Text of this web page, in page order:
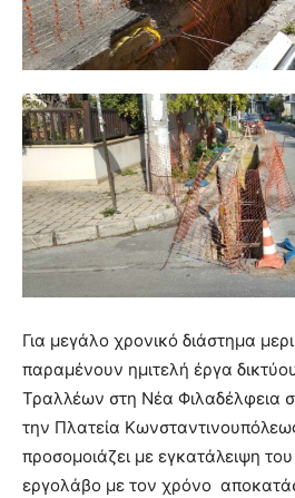
Για μεγάλο χρονικό διάστημα
παραμένουν ημιτελή έργα
Τραλλέων στη Νέα Φιλαδέλφεια
την Πλατεία
προσομοιάζει με εγκατάλειψη
εργολάβο με τον χρόνο